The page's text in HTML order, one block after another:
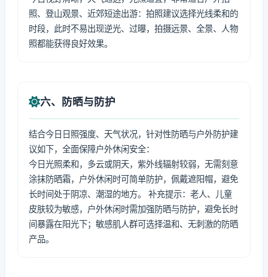
照、登山观景、近郊短途出游：拍照建议选择光线柔和的
时段，此时不易出现逆光、过曝，拍摄远景、全景、人物
照都能获得良好效果。
六、防晒与防护
结合今日日照强度、天气状况，针对性防晒与户外防护建
议如下，全面保障户外休闲安全：
今日光照柔和，多云或阴天，紫外线辐射较弱，无需刻意
涂抹防晒霜，户外休闲时可简单防护，佩戴遮阳帽，避免
长时间处于阴凉、潮湿的地方。 补充提示：老人、儿童
皮肤较为敏感，户外休闲时需加强防晒与防护，避免长时
间暴露在阳光下；敏感肌人群可选择温和、无刺激的防晒
产品。